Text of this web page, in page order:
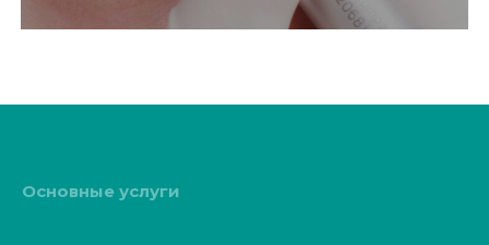
Профессиональная чистка зубов – это
Зубной щетки и других специальных приборов,
Основные услуги